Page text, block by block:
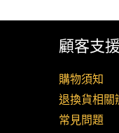
顧客支援
購物須知
退換貨相關
常見問題